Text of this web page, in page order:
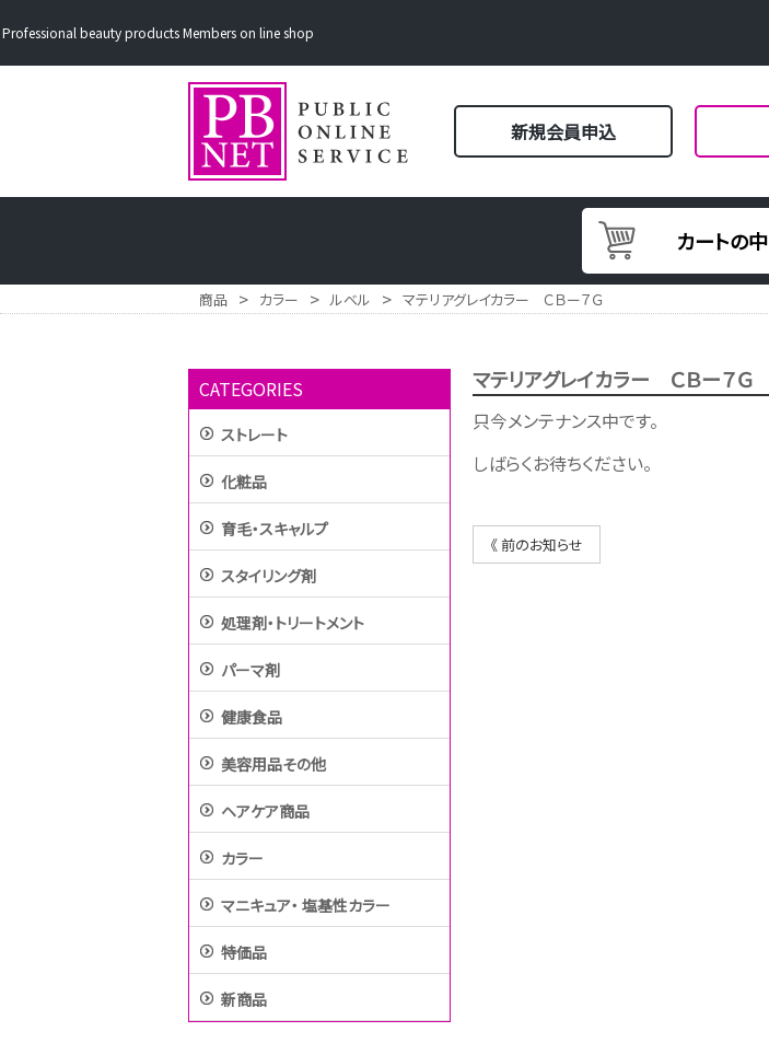
Professional beauty products Members on line shop
新規会員申込
カートの中
商品 > カラー > ルベル > マテリアグレイカラー ＣＢー７Ｇ
マテリアグレイカラー ＣＢー７Ｇ
只今メンテナンス中です。
しばらくお待ちください。
《 前のお知らせ
CATEGORIES
ストレート
化粧品
育毛・スキャルプ
スタイリング剤
処理剤・トリートメント
パーマ剤
健康食品
美容用品その他
ヘアケア商品
カラー
マニキュア・ 塩基性カラー
特価品
新商品